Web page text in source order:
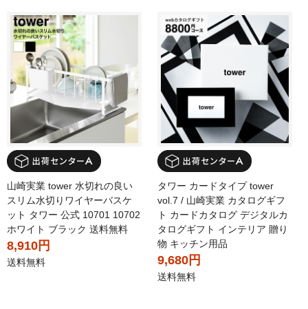
山崎実業 tower 水切れの良い
スリム水切りワイヤーバスケ
ット タワー 公式 10701 10702
ホワイト ブラック 送料無料
8,910円
送料無料
タワー カードタイプ tower
vol.7 / 山崎実業 カタログギフ
ト カードカタログ デジタルカ
タログギフト インテリア 贈り
物 キッチン用品
9,680円
送料無料